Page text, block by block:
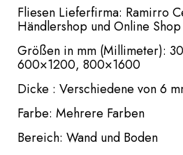
Fliesen Lieferfirma: Ramirro
Händlershop und Online Shop
Größen in mm (Millimeter):
600×1200, 800×1600
Dicke : Verschiedene von 6
Farbe: Mehrere Farben
Bereich: Wand und Boden